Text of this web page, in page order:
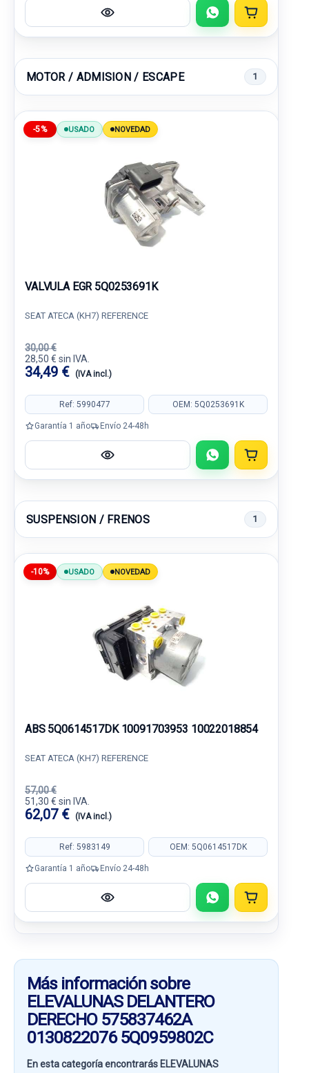
MOTOR / ADMISION / ESCAPE 1
-5% USADO NOVEDAD
VALVULA EGR 5Q0253691K
SEAT ATECA (KH7) REFERENCE
30,00 €
28,50 € sin IVA.
34,49 € (IVA incl.)
Ref: 5990477 OEM: 5Q0253691K
Garantía 1 año Envío 24-48h
SUSPENSION / FRENOS 1
-10% USADO NOVEDAD
ABS 5Q0614517DK 10091703953 10022018854
SEAT ATECA (KH7) REFERENCE
57,00 €
51,30 € sin IVA.
62,07 € (IVA incl.)
Ref: 5983149 OEM: 5Q0614517DK
Garantía 1 año Envío 24-48h
Más información sobre
ELEVALUNAS DELANTERO
DERECHO 575837462A
0130822076 5Q0959802C
En esta categoría encontrarás ELEVALUNAS